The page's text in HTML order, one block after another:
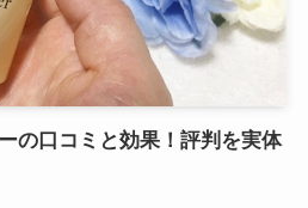
の口コミと効果！評判を実体